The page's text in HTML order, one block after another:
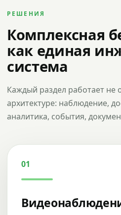
РЕШЕНИЯ
Комплексная
как единая
система
Каждый раздел работает не
архитектуре: наблюдение,
аналитика, события,
01